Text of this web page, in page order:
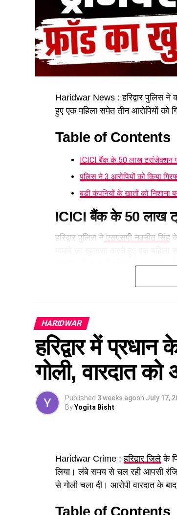
Haridwar News : हरिद्वार पुलिस
हुए एक महिला समेत तीन आरोपियों को
Table of Contents
ICICI बैंक के 50 लाख ट्रांजेक्शन
पुलिस ने 3 आरोपियों को किया
बड़ी कंपनियों के खातों को निशाना
ICICI बैंक के 50 लाख
हरिद्वार पुलिस नेएसएसपी नवनीत सिंह
मुकदमे की जांच में पुलिस ने भगवानपुर
पुलिस ने 3 आरोपियों को
कार्ड और मोबाइल फोन बरामद किए गए।
पुलिस जांच में सामने आया कि आरोपियों
और फोन बैंकिंग से नया एटीएम कार्ड
अन्य खर्च किए गए।
HARIDWAR
हरिद्वार में
गोली, वारदात
Published 3 weeks agoon July 17,
ByYogita Bisht
Haridwar Crime :हरिद्वार जिले के
लिया। लंबे समय से चल रही आपसी
से गोली चला दी। आरोपी वारदात के
Table of Contents